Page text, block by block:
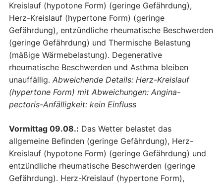
Kreislauf (hypotone Form) (geringe Gefährdung),
Herz-Kreislauf (hypertone Form) (geringe
Gefährdung), entzündliche rheumatische Beschwerden
(geringe Gefährdung) und Thermische Belastung
(mäßige Wärmebelastung). Degenerative
rheumatische Beschwerden und Asthma bleiben
unauffällig. Abweichende Details: Herz-Kreislauf
(hypertone Form) mit Abweichungen: Angina-
pectoris-Anfälligkeit: kein Einfluss
Vormittag 09.08.: Das Wetter belastet das
allgemeine Befinden (geringe Gefährdung), Herz-
Kreislauf (hypotone Form) (geringe Gefährdung) und
entzündliche rheumatische Beschwerden (geringe
Gefährdung). Herz-Kreislauf (hypertone Form),